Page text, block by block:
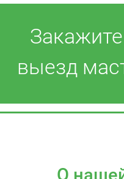
выезд